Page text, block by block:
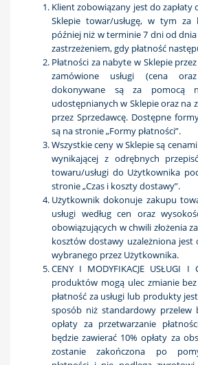
Klient zobowiązany jest do zapłaty
Sklepie towar/usługę, w tym za
później niż w terminie 7 dni od
zastrzeżeniem, gdy płatność
Płatności za nabyte w Sklepie
zamówione usługi (cena
dokonywane są za pomocą
udostępnianych w Sklepie oraz na
przez Sprzedawcę. Dostępne
są na stronie „Formy płatności”.
Wszystkie ceny w Sklepie są
wynikającej z odrębnych
towaru/usługi do Użytkownika
stronie „Czas i koszty dostawy”.
Użytkownik dokonuje zakupu
usługi według cen oraz
obowiązujących w chwili złożenia
kosztów dostawy uzależniona
wybranego przez Użytkownika.
CENY I MODYFIKACJE USŁUGI I
produktów mogą ulec zmianie
płatność za usługi lub produkty
sposób niż standardowy przelew
opłaty za przetwarzanie
będzie zawierać 10% opłaty za
zostanie zakończona po